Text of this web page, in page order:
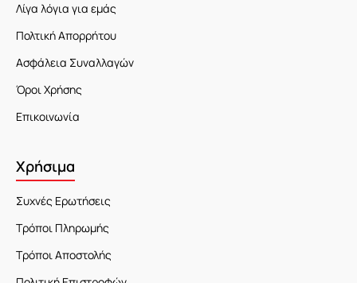
Λίγα λόγια για εμάς
Πολτική Απορρήτου
Ασφάλεια Συναλλαγών
Όροι Χρήσης
Επικοινωνία
Χρήσιμα
Συχνές Ερωτήσεις
Τρόποι Πληρωμής
Τρόποι Αποστολής